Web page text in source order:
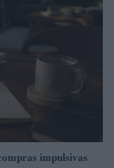
impulsivas